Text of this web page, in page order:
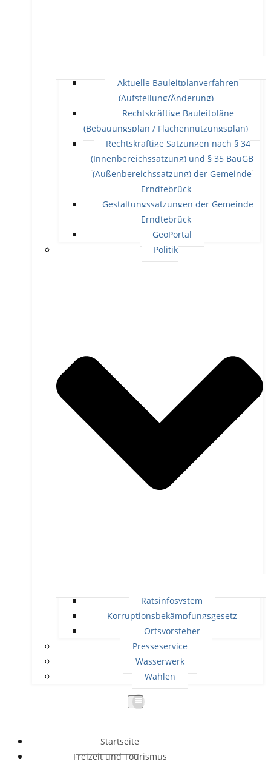
Aktuelle Bauleitplanverfahren
(Aufstellung/Änderung)
Rechtskräftige Bauleitpläne
(Bebauungsplan / Flächennutzungsplan)
Rechtskräftige Satzungen nach § 34
(Innenbereichssatzung) und § 35 BauGB
(Außenbereichssatzung) der Gemeinde
Erndtebrück
Gestaltungssatzungen der Gemeinde
Erndtebrück
GeoPortal
Politik
Ratsinfosystem
Korruptionsbekämpfungsgesetz
Ortsvorsteher
Presseservice
Wasserwerk
Wahlen
Startseite
Freizeit und Tourismus